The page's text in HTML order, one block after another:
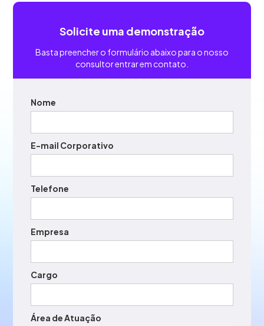
Solicite uma demonstração
Basta preencher o formulário abaixo para o nosso
consultor entrar em contato.
Nome
E-mail Corporativo
Telefone
Empresa
Cargo
Área de Atuação